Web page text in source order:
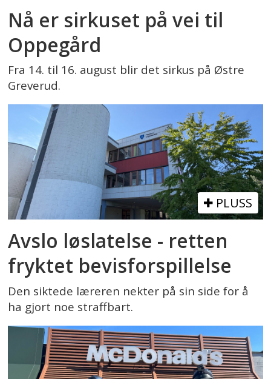
Nå er sirkuset på vei til
Oppegård
Fra 14. til 16. august blir det sirkus på Østre
Greverud.
PLUSS
Avslo løslatelse - retten
fryktet bevisforspillelse
Den siktede læreren nekter på sin side for å
ha gjort noe straffbart.